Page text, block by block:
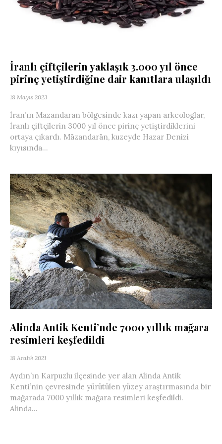
İranlı çiftçilerin yaklaşık 3.000 yıl önce
pirinç yetiştirdiğine dair kanıtlara ulaşıldı
18 Mayıs 2023
İran’ın Mazandaran bölgesinde kazı yapan arkeologlar,
İranlı çiftçilerin 3000 yıl önce pirinç yetiştirdiklerini
ortaya çıkardı. Māzandarān, kuzeyde Hazar Denizi
kıyısında...
Alinda Antik Kenti’nde 7000 yıllık mağara
resimleri keşfedildi
18 Aralık 2021
Aydın’ın Karpuzlu ilçesinde yer alan Alinda Antik
Kenti’nin çevresinde yürütülen yüzey araştırmasında bir
mağarada 7000 yıllık mağara resimleri keşfedildi.
Alinda...